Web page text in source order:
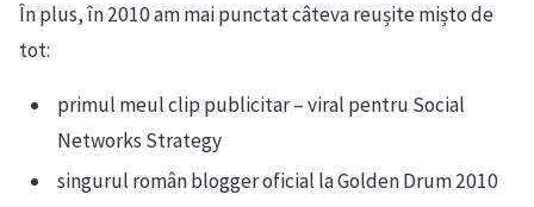
În plus, în 2010 am mai punctat câteva reușite mișto de
tot:
primul meul clip publicitar – viral pentru Social
Networks Strategy
singurul român blogger oficial la Golden Drum 2010